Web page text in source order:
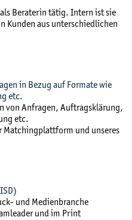
Beraterin tätig. Intern ist sie
Kunden aus unterschiedlichen
in Bezug auf Formate wie
etc.
von Anfragen, Auftragsklärung,
etc.
und unseres
und Medienbranche
und im Print